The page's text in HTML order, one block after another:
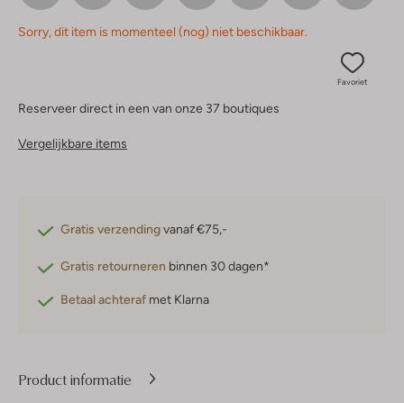
Sorry, dit item is momenteel (nog) niet beschikbaar.
Favoriet
Reserveer direct in een van onze 37 boutiques
Vergelijkbare items
Gratis verzendingvanaf €75,-
Gratis retourneren binnen 30 dagen*
Betaal achteraf met Klarna
Product informatie